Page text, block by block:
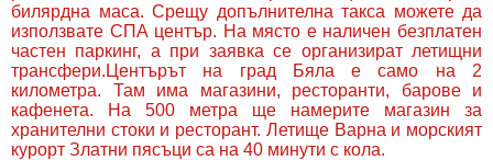
билярдна маса. Срещу допълнителна такса можете да
използвате СПА център. На място е наличен безплатен
частен паркинг, а при заявка се организират летищни
трансфери.Центърът на град Бяла е само на 2
километра. Там има магазини, ресторанти, барове и
кафенета. На 500 метра ще намерите магазин за
хранителни стоки и ресторант. Летище Варна и морският
курорт Златни пясъци са на 40 минути с кола.